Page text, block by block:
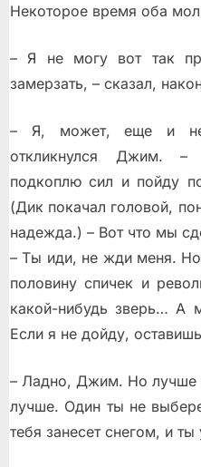
Некоторое время оба
– Я не могу вот так
замерзать, – сказал,
– Я, может, еще и не
откликнулся Джим. –
подкоплю сил и пойду
(Дик покачал головой,
надежда.) – Вот что мы
– Ты иди, не жди меня.
половину спичек и
какой-нибудь зверь… А
Если я не дойду,
– Ладно, Джим. Но лучше
лучше. Один ты не
тебя занесет снегом, и